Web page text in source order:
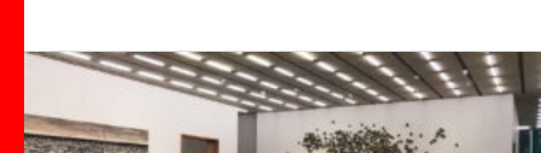
Explorando
Escenario